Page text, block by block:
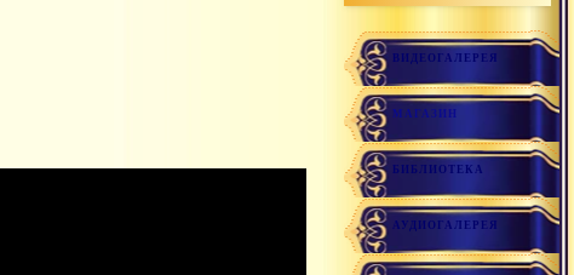
ВИДЕОГАЛЕРЕЯ
МАГАЗИН
БИБЛИОТЕКА
АУДИОГАЛЕРЕЯ